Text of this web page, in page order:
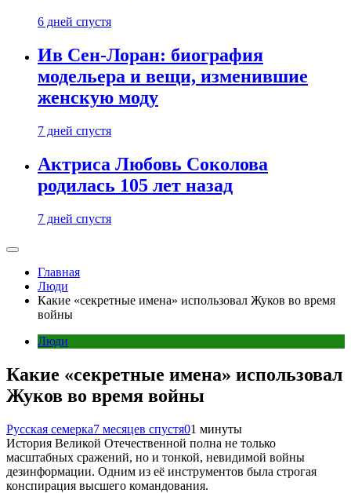
6 дней спустя
Ив Сен-Лоран: биография
модельера и вещи, изменившие
женскую моду
7 дней спустя
Актриса Любовь Соколова
родилась 105 лет назад
7 дней спустя
Главная
Люди
Какие «секретные имена» использовал Жуков во время
войны
Люди
Какие «секретные имена» использовал
Жуков во время войны
Русская семерка7 месяцев спустя01 минуты
История Великой Отечественной полна не только
масштабных сражений, но и тонкой, невидимой войны
дезинформации. Одним из её инструментов была строгая
конспирация высшего командования.